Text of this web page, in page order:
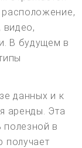
видео,
В будущем в
данных и к
аренды. Эта
в
получает